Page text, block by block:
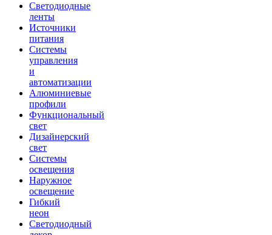
Светодиодные
ленты
Источники
питания
Системы
управления
и
автоматизации
Алюминиевые
профили
Функциональный
свет
Дизайнерский
свет
Системы
освещения
Наружное
освещение
Гибкий
неон
Светодиодный